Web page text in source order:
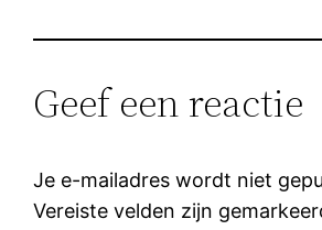
Geef een reactie
Je e-mailadres wordt niet
Vereiste velden zijn